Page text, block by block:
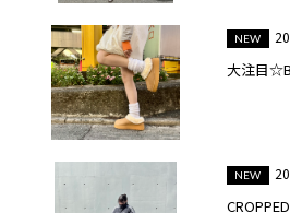
大注目